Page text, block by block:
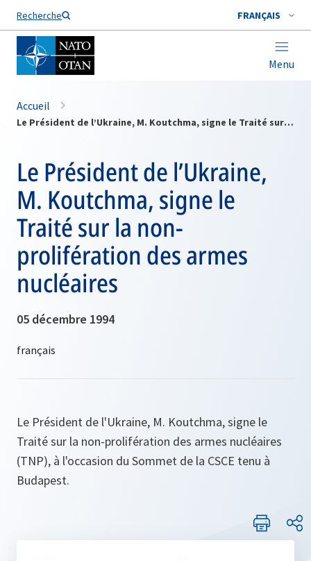
Recherche FRANÇAIS
Menu
Nom de famille*
Accueil
Le Président de l’Ukraine, M. Koutchma, signe le Traité sur la non-prolifération des armes nucléaires
Le Président de l’Ukraine,
M. Koutchma, signe le
Traité sur la non-
prolifération des armes
nucléaires
05 décembre 1994
Le Président de l'Ukraine, M. Koutchma, signe le
Traité sur la non-prolifération des armes nucléaires
(TNP), à l'occasion du Sommet de la CSCE tenu à
Budapest.